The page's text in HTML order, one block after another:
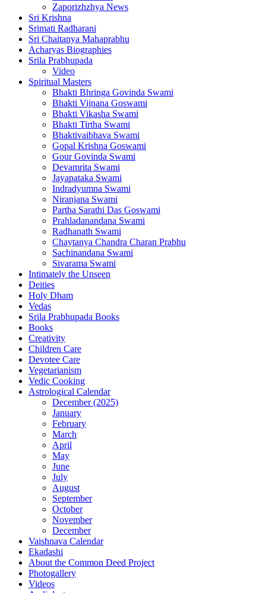
Zaporizhzhya News
Sri Krishna
Srimati Radharani
Sri Chaitanya Mahaprabhu
Acharyas Biographies
Srila Prabhupada
Video
Spiritual Masters
Bhakti Bhringa Govinda Swami
Bhakti Vijnana Goswami
Bhakti Vikasha Swami
Bhakti Tirtha Swami
Bhaktivaibhava Swami
Gopal Krishna Goswami
Gour Govinda Swami
Devamrita Swami
Jayapataka Swami
Indradyumna Swami
Niranjana Swami
Partha Sarathi Das Goswami
Prahladanandana Swami
Radhanath Swami
Chaytanya Chandra Charan Prabhu
Sachinandana Swami
Sivarama Swami
Intimately the Unseen
Deities
Holy Dham
Vedas
Srila Prabhupada Books
Books
Creativity
Children Care
Devotee Care
Vegetarianism
Vedic Cooking
Astrological Calendar
December (2025)
January
February
March
April
May
June
July
August
September
October
November
December
Vaishnava Calendar
Ekadashi
About the Common Deed Project
Photogallery
Videos